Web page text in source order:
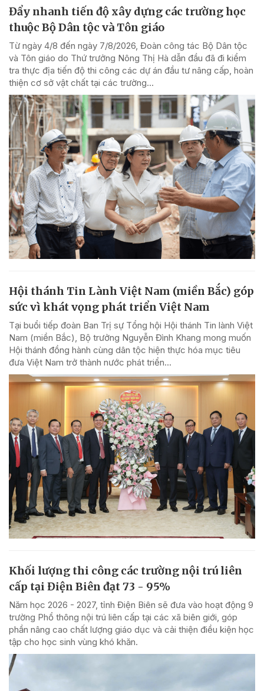
Đẩy nhanh tiến độ xây dựng các trường học
thuộc Bộ Dân tộc và Tôn giáo
Từ ngày 4/8 đến ngày 7/8/2026, Đoàn công tác Bộ Dân tộc
và Tôn giáo do Thứ trưởng Nông Thị Hà dẫn đầu đã đi kiểm
tra thực địa tiến độ thi công các dự án đầu tư nâng cấp, hoàn
thiện cơ sở vật chất tại các trường...
Hội thánh Tin Lành Việt Nam (miền Bắc) góp
sức vì khát vọng phát triển Việt Nam
Tại buổi tiếp đoàn Ban Trị sự Tổng hội Hội thánh Tin lành Việt
Nam (miền Bắc), Bộ trưởng Nguyễn Đình Khang mong muốn
Hội thánh đồng hành cùng dân tộc hiện thực hóa mục tiêu
đưa Việt Nam trở thành nước phát triển...
Khối lượng thi công các trường nội trú liên
cấp tại Điện Biên đạt 73 - 95%
Năm học 2026 - 2027, tỉnh Điện Biên sẽ đưa vào hoạt động 9
trường Phổ thông nội trú liên cấp tại các xã biên giới, góp
phần nâng cao chất lượng giáo dục và cải thiện điều kiện học
tập cho học sinh vùng khó khăn.